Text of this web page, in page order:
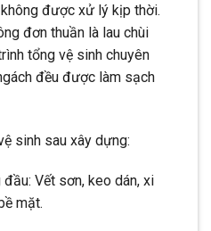
được xử lý kịp thời.
đơn thuần là lau chùi
tổng vệ sinh chuyên
đều được làm sạch
sinh sau xây dựng:
Vết sơn, keo dán, xi
mặt.